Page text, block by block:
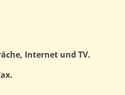
Internet und TV.